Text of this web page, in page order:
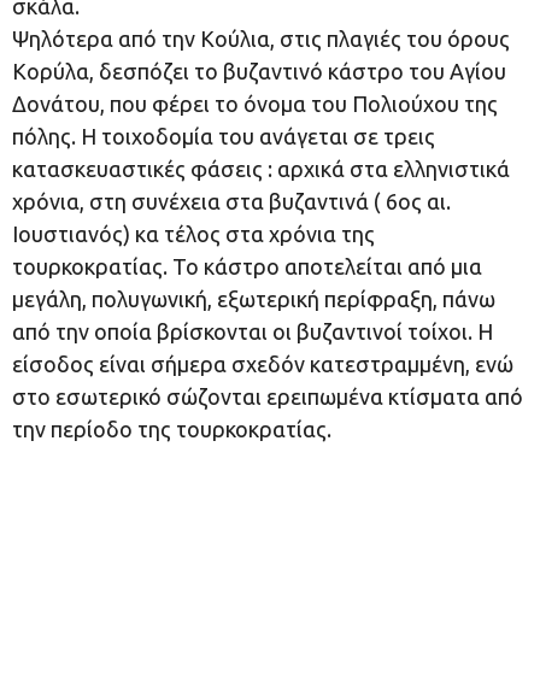
σκάλα.
Ψηλότερα από την Κούλια, στις πλαγιές του όρους
Κορύλα, δεσπόζει το βυζαντινό κάστρο του Αγίου
Δονάτου, που φέρει το όνομα του Πολιούχου της
πόλης. Η τοιχοδομία του ανάγεται σε τρεις
κατασκευαστικές φάσεις : αρχικά στα ελληνιστικά
χρόνια, στη συνέχεια στα βυζαντινά ( 6ος αι.
Ιουστιανός) κα τέλος στα χρόνια της
τουρκοκρατίας. Το κάστρο αποτελείται από μια
μεγάλη, πολυγωνική, εξωτερική περίφραξη, πάνω
από την οποία βρίσκονται οι βυζαντινοί τοίχοι. Η
είσοδος είναι σήμερα σχεδόν κατεστραμμένη, ενώ
στο εσωτερικό σώζονται ερειπωμένα κτίσματα από
την περίοδο της τουρκοκρατίας.